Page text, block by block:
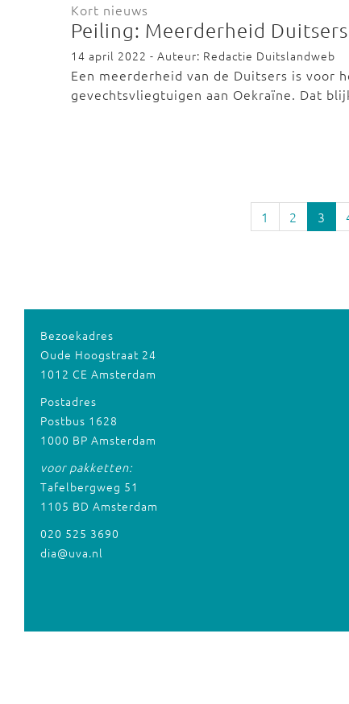
Kort nieuws
Peiling: Meerderheid
14 april 2022 - Auteur: Redactie Duitslandweb
Een meerderheid van de Duitsers is voor
gevechtsvliegtuigen aan Oekraïne. Dat
1 2 3
Bezoekadres
Oude Hoogstraat 24
1012 CE Amsterdam
Postadres
Postbus 1628
1000 BP Amsterdam
voor pakketten:
Tafelbergweg 51
1105 BD Amsterdam
020 525 3690
dia@uva.nl